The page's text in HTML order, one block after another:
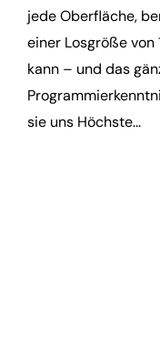
jede Oberfläche,
einer Losgröße von
kann – und das
sie uns Höchste...